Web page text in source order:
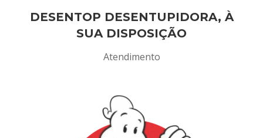
DESENTOP DESENTUPIDORA, À
SUA DISPOSIÇÃO
Atendimento